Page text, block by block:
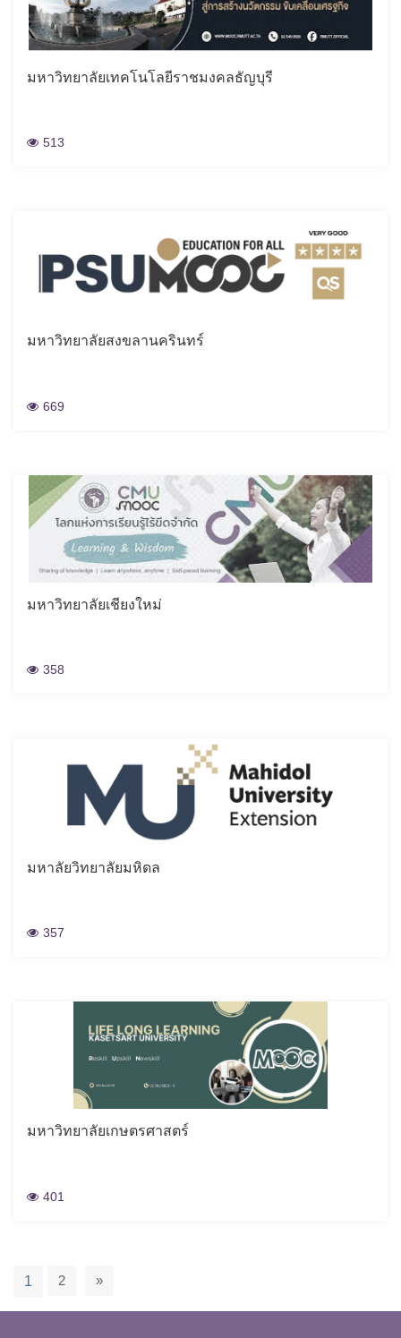
มหาวิทยาลัยเทคโนโลยีราชมงคลธัญบุรี
513
มหาวิทยาลัยสงขลานครินทร์
669
มหาวิทยาลัยเชียงใหม่
358
มหาลัยวิทยาลัยมหิดล
357
มหาวิทยาลัยเกษตรศาสตร์
401
1 2 »